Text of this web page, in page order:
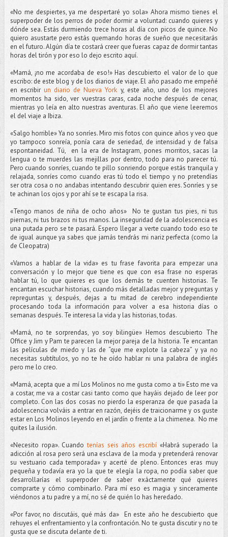
«No me despiertes, ya me despertaré yo sola» Ahora mismo tienes el
superpoder de los perros de poder dormir a voluntad: cuando quieres y
dónde sea. Estás durmiendo trece horas al día con picos de quince. No
quiero asustarte pero estás quemando horas de sueño que necesitarás
en el futuro. Algún día te costará creer que fueras capaz de dormir tantas
horas del tirón y por eso lo dejo escrito aquí.
«Mamá, ¡no me acordaba de eso!» Has descubierto el valor de lo que
escribo: de este blog y de los diarios de viaje. El año pasado me empeñé
en escribirun diario de Nueva York y, este año, uno de los mejores
momentos ha sido, ver vuestras caras, cada noche después de cenar,
mientras yo leía en alto nuestras aventuras. El año que viene leeremos
el del viaje a Ibiza.
«Salgo horrible» Ya no sonríes. Miro mis fotos con quince años y veo que
yo tampoco sonreía, ponía cara de seriedad, de intensidad y de falsa
espontaneidad. Tú, en la era de Instagram, pones morritos, sacas la
lengua o te muerdes las mejillas por dentro, todo para no parecer tú.
Pero cuando sonríes, cuando te pillo sonriendo porque estás tranquila y
relajada, sonríes como cuando eras tú todo el tiempo y no pretendías
ser otra cosa o no andabas intentando descubrir quien eres. Sonríes y se
te achinan los ojos y por ahí se te escapa la risa.
«Tengo manos de niña de ocho años» No te gustan tus pies, ni tus
piernas, ni tus brazos ni tus manos. La inseguridad de la adolescencia es
una putada pero se te pasará. Espero llegar a verte cuando todo eso te
de igual aunque ya sabes que jamás tendrás mi nariz perfecta (como la
de Cleopatra)
«Vamos a hablar de la vida» es tu frase favorita para empezar una
conversación y lo mejor que tiene es que con esa frase no esperas
hablar tú, lo que quieres es que los demás te cuenten historias. Te
encantan escuchar historias, cuando más detalladas mejor y preguntas y
repreguntas y, después, dejas a tu mitad de cerebro independiente
procesando toda la información para volver a esa historia días o
semanas después. Te interesa la vida y las historias, todas.
«Mamá, no te sorprendas, yo soy bilingüe» Hemos descubierto The
Office y Jim y Pam te parecen la mejor pareja de la historia. Te encantan
las películas de miedo y las de “que me explote la cabeza” y ya no
necesitas subtítulos, yo no te he oído hablar ni una palabra de inglés
pero me lo creo.
«Mamá, acepta que a mí Los Molinos no me gusta como a ti» Esto me va
a costar, me va a costar casi tanto como que hayáis dejado de leer por
completo. Con las dos cosas no pierdo la esperanza de que pasada la
adolescencia volváis a entrar en razón, dejéis de traicionarme y os guste
estar en Los Molinos leyendo en el jardín o frente a la chimenea. No me
quites la ilusión.
«Necesito ropa». Cuandotenías seis años escribí «Habrá superado la
adicción al rosa pero será una esclava de la moda y pretenderá renovar
su vestuario cada temporada» y acerté de pleno. Entonces eras muy
pequeña y todavía era yo la que te elegía la ropa, no podía saber que
desarrollarías el superpoder de saber exáctamente qué quieres
comprarte y cómo combinarlo. Para mí eso es magia y sinceramente
viéndonos a tu padre y a mí, no sé de quién lo has heredado.
«Por favor, no discutáis, qué más da» En este año he descubierto que
rehuyes el enfrentamiento y la confrontación. No te gusta discutir y no te
gusta que se discuta delante de ti.